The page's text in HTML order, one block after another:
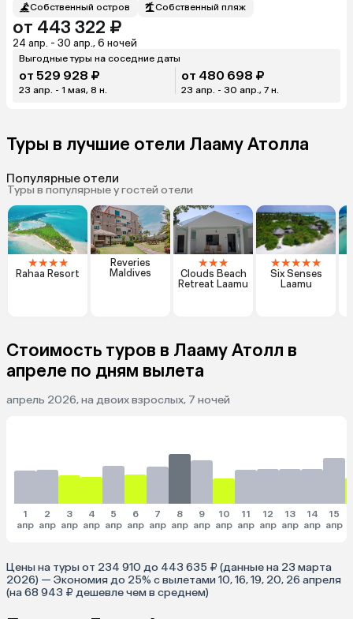
Собственный остров Собственный пляж
от 443 322 ₽
24 апр. - 30 апр., 6 ночей
Выгодные туры на соседние даты
от 529 928 ₽
23 апр. - 1 мая, 8 н.
от 480 698 ₽
23 апр. - 30 апр., 7 н.
Туры в лучшие отели Лааму Атолла
Популярные отели
Туры в популярные у гостей отели
★★★★
Rahaa Resort
Reveries
Maldives
★★★
Clouds Beach
Retreat Laamu
★★★★★
Six Senses
Laamu
Стоимость туров в Лааму Атолл в
апреле по дням вылета
апрель 2026, на двоих взрослых, 7 ночей
1
апр
2
апр
3
апр
4
апр
5
апр
6
апр
7
апр
8
апр
9
апр
10
апр
11
апр
12
апр
13
апр
14
апр
15
апр
Цены на туры от 234 910 до 443 635 ₽ (данные на 23 марта
2026) — Экономия до 25% с вылетами 10, 16, 19, 20, 26 апреля
(на 68 943 ₽ дешевле чем в среднем)